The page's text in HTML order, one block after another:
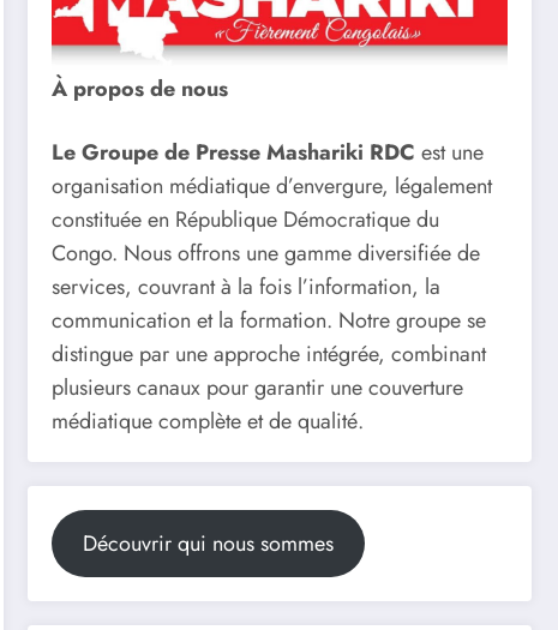
À propos de nous
Le Groupe de Presse Mashariki RDC est une
organisation médiatique d’envergure, légalement
constituée en République Démocratique du
Congo. Nous offrons une gamme diversifiée de
services, couvrant à la fois l’information, la
communication et la formation. Notre groupe se
distingue par une approche intégrée, combinant
plusieurs canaux pour garantir une couverture
médiatique complète et de qualité.
Découvrir qui nous sommes